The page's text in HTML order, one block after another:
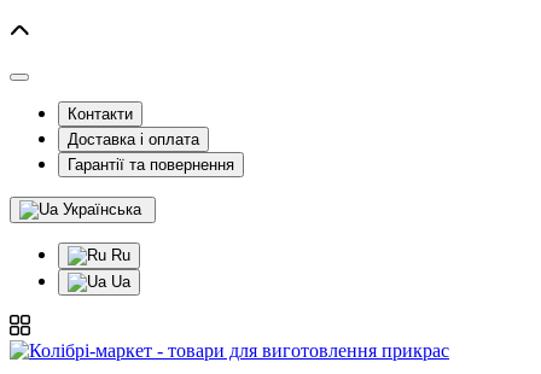
Контакти
Доставка і оплата
Гарантії та повернення
Українська
Ru
Ua